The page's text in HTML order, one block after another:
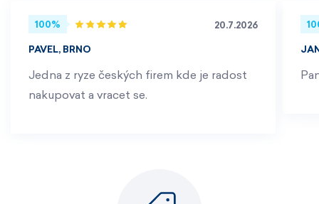
100% 20.7.2026
PAVEL, BRNO
Jedna z ryze českých firem kde je radost
nakupovat a vracet se.